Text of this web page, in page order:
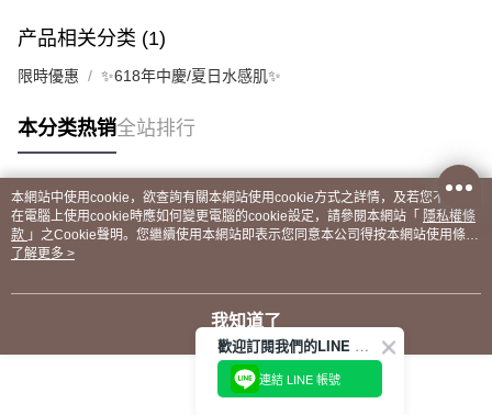
产品相关分类 (1)
限時優惠 ✨618年中慶/夏日水感肌✨
本分类热销全站排行
热门标签
本網站中使用cookie，欲查詢有關本網站使用cookie方式之詳情，及若您不希望
在電腦上使用cookie時應如何變更電腦的cookie設定，請參閱本網站「 隱私權條
款 」之Cookie聲明。您繼續使用本網站即表示您同意本公司得按本網站使用條款
之Cookie聲明使用cookie。
了解更多 >
我知道了
歡迎訂閱我們的LINE 官方帳號
連結 LINE 帳號